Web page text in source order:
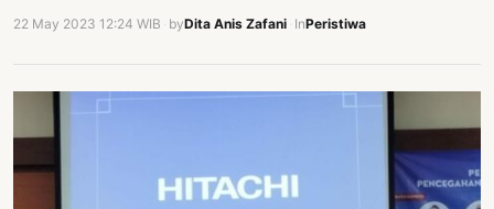
22 May 2023 12:24 WIB byDita Anis Zafani InPeristiwa